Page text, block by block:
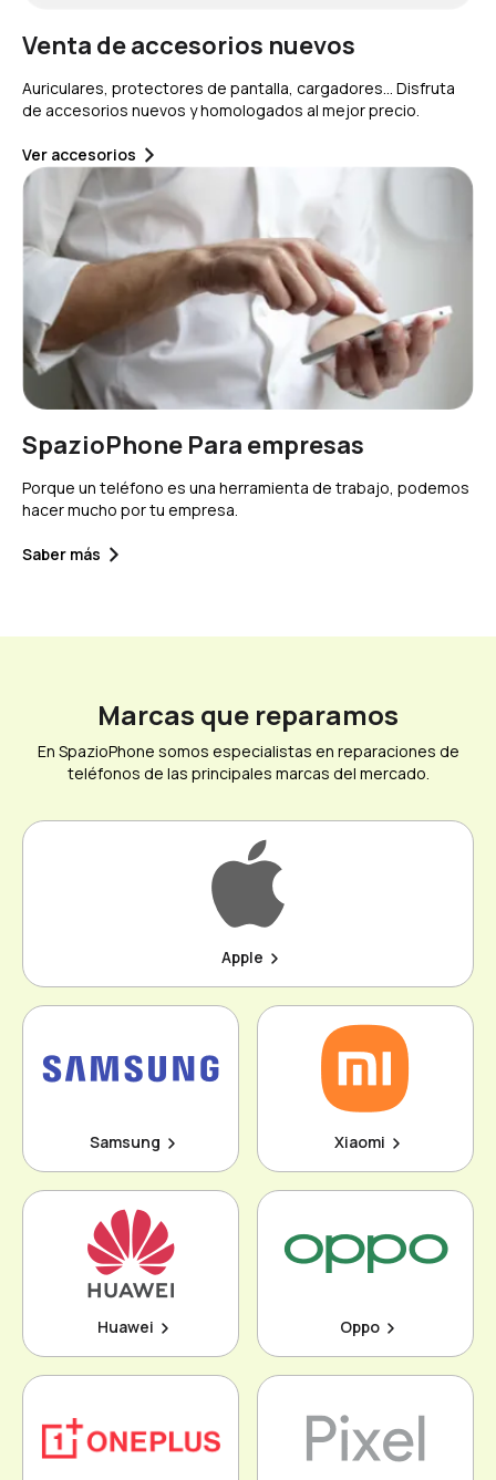
Venta de accesorios nuevos
Auriculares, protectores de pantalla, cargadores… Disfruta
de accesorios nuevos y homologados al mejor precio.
Ver accesorios
SpazioPhone Para empresas
Porque un teléfono es una herramienta de trabajo, podemos
hacer mucho por tu empresa.
Saber más
Marcas que reparamos
En SpazioPhone somos especialistas en reparaciones de
teléfonos de las principales marcas del mercado.
Apple
Samsung Xiaomi
Huawei Oppo